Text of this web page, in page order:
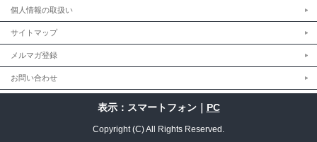
個人情報の取扱い
サイトマップ
メルマガ登録
お問い合わせ
表示：スマートフォン｜ PC
Copyright (C) All Rights Reserved.